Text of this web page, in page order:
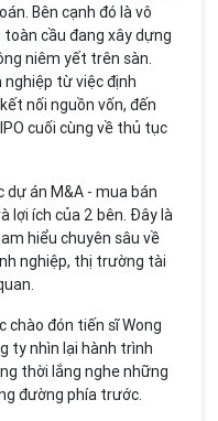
Bên cạnh đó là vô
cầu đang xây dựng
niêm yết trên sàn.
nghiệp từ việc định
nối nguồn vốn, đến
cuối cùng về thủ tục
dự án M&A - mua bán
lợi ích của 2 bên. Đây là
hiểu chuyên sâu về
nghiệp, thị trường tài
chào đón tiến sĩ Wong
ty nhìn lại hành trình
thời lắng nghe những
đường phía trước.